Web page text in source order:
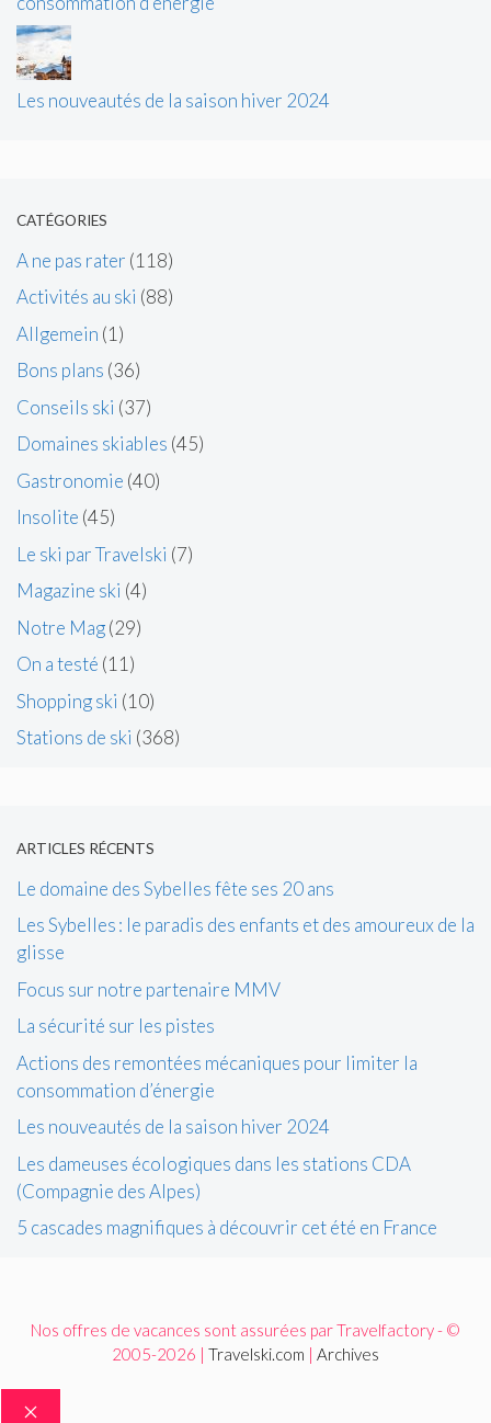
Les nouveautés de la saison hiver 2024
CATÉGORIES
A ne pas rater (118)
Activités au ski (88)
Allgemein (1)
Bons plans (36)
Conseils ski (37)
Domaines skiables (45)
Gastronomie (40)
Insolite (45)
Le ski par Travelski (7)
Magazine ski (4)
Notre Mag(29)
On a testé (11)
Shopping ski (10)
Stations de ski (368)
ARTICLES RÉCENTS
Le domaine des Sybelles fête ses 20 ans
Les Sybelles : le paradis des enfants et des amoureux de la
glisse
Focus sur notre partenaire MMV
La sécurité sur les pistes
Actions des remontées mécaniques pour limiter la
consommation d’énergie
Les nouveautés de la saison hiver 2024
Les dameuses écologiques dans les stations CDA
(Compagnie des Alpes)
5 cascades magnifiques à découvrir cet été en France
Nos offres de vacances sont assurées par Travelfactory - ©
2005-2026 | Travelski.com | Archives